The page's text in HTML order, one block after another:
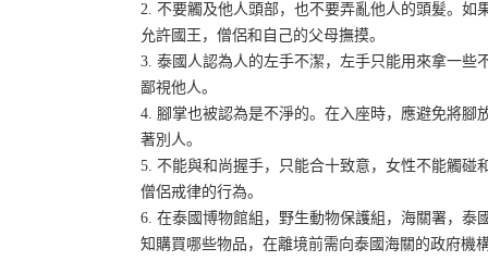
2. 不要觸及他人頭部，也不要弄亂他人的頭髮。
允許國王，僧侶和自己的父母撫摸。
3. 泰國人認為人的左手不潔，左手只能用來拿一
鄙視他人。
4. 腳掌也被認為是不淨的。在入座時，應避免將
著別人。
5. 不能與和尚握手，只能合十致意，女性不能觸
僧侶戒律的行為。
6. 在泰國博物館組，野生動物保護組，海關署，
知購買哪些物品，在離境前需向泰國海關的政府機